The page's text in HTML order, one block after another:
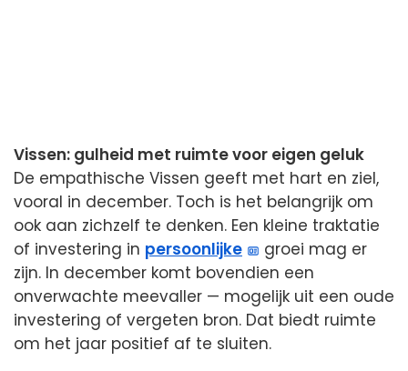
Vissen: gulheid met ruimte voor eigen geluk
De empathische Vissen geeft met hart en ziel,
vooral in december. Toch is het belangrijk om
ook aan zichzelf te denken. Een kleine traktatie
of investering in persoonlijke
groei mag er
zijn. In december komt bovendien een
onverwachte meevaller — mogelijk uit een oude
investering of vergeten bron. Dat biedt ruimte
om het jaar positief af te sluiten.